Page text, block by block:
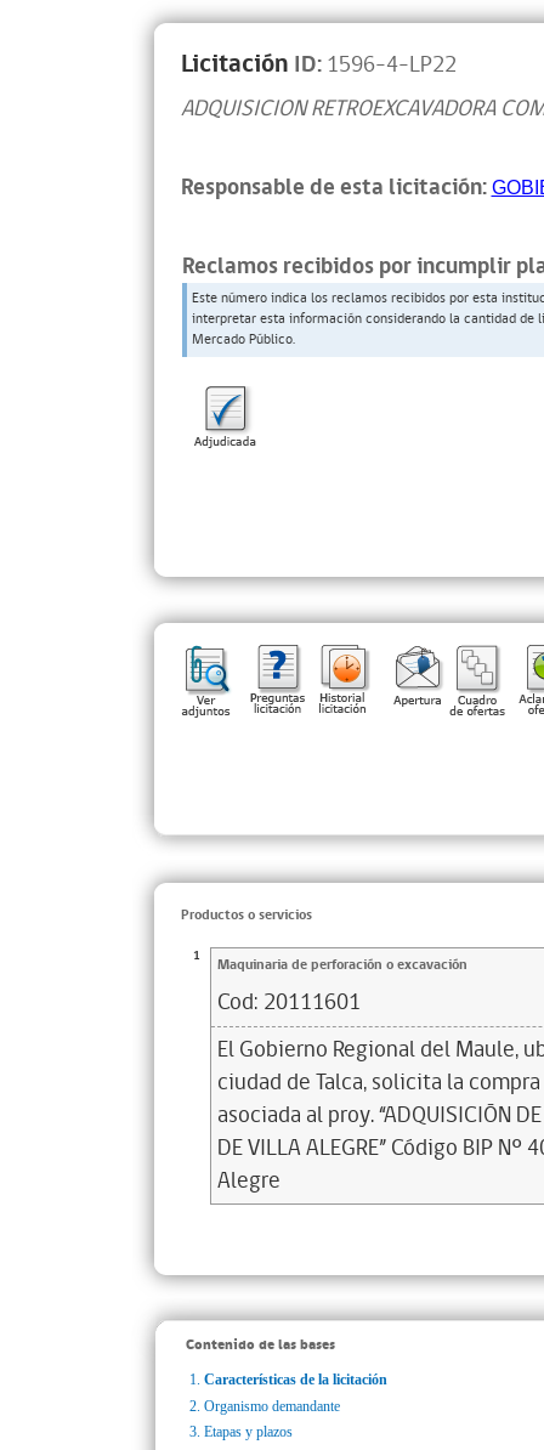
Licitación ID:1596-4-LP22
ADQUISICION RETROEXCAVADORA
Responsable de esta licitación:
Reclamos recibidos por incumplir
Este número indica los reclamos recibidos por esta
interpretar esta información considerando la cantidad
Mercado Público.
Productos o servicios
1 Maquinaria de perforación o excavación
Cod: 20111601
El Gobierno Regional del Maule,
ciudad de Talca, solicita la
asociada al proy. “ADQUISICIÓN
DE VILLA ALEGRE” Código BIP
Alegre
Contenido de las bases
1. Características de la licitación
2. Organismo demandante
3. Etapas y plazos